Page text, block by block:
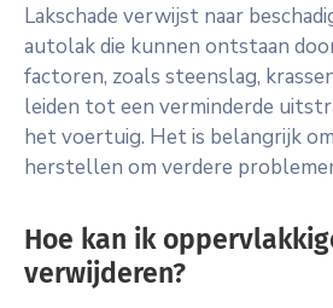
Lakschade verwijst naar
autolak die kunnen ontstaan
factoren, zoals steenslag,
leiden tot een verminderde
het voertuig. Het is belangrijk
herstellen om verdere
Hoe kan ik
verwijderen?